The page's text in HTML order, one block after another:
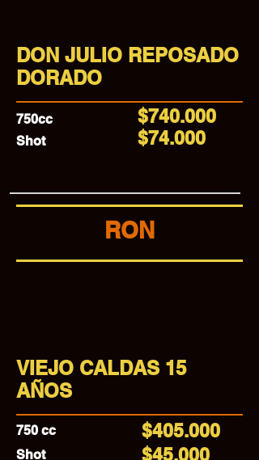
DON JULIO REPOSADO
DORADO
750cc
Shot
$740.000
$74.000
RON
VIEJO CALDAS 15
AÑOS
750 cc
Shot
$405.000
$45.000